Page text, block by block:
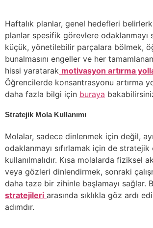
Haftalık planlar, genel hedefleri
planlar spesifik görevlere odaklanmayı
küçük, yönetilebilir parçalara bölmek,
bunalmasını engeller ve her
hissi yaratarak motivasyon artırma
Öğrencilerde konsantrasyonu artırma
daha fazla bilgi için buraya
Stratejik Mola Kullanımı
Molalar, sadece dinlenmek için değil,
odaklanmayı sıfırlamak için de stratejik
kullanılmalıdır. Kısa molalarda fiziksel
veya gözleri dinlendirmek, sonraki
daha taze bir zihinle başlamayı sağlar.
stratejileri arasında sıklıkla göz ardı
adımdır.